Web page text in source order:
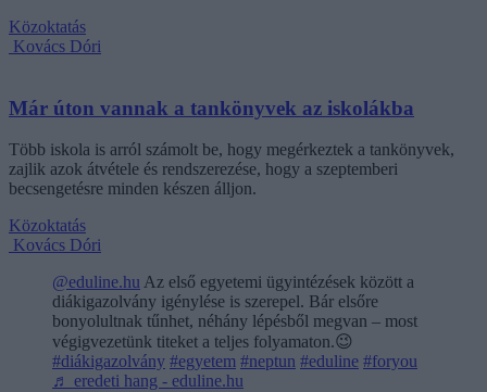
Közoktatás
Kovács Dóri
Már úton vannak a tankönyvek az iskolákba
Több iskola is arról számolt be, hogy megérkeztek a tankönyvek,
zajlik azok átvétele és rendszerezése, hogy a szeptemberi
becsengetésre minden készen álljon.
Közoktatás
Kovács Dóri
@eduline.hu Az első egyetemi ügyintézések között a
diákigazolvány igénylése is szerepel. Bár elsőre
bonyolultnak tűnhet, néhány lépésből megvan – most
végigvezetünk titeket a teljes folyamaton.😉
#diákigazolvány #egyetem #neptun #eduline #foryou
♬ eredeti hang - eduline.hu